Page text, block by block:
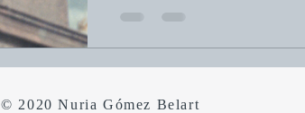
© 2020 Nuria Gómez Belart